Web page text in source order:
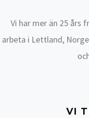
Vi har mer än 25 års
arbeta i Lettland,
VI